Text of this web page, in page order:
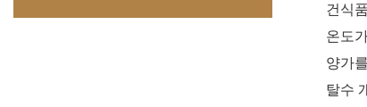
건식
온도
양가
탈수